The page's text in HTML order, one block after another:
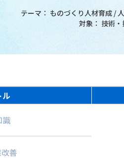
eラーニング
書籍・著者講演
テーマ
ものづくり人材育成 /
対象
技術
ル
識
善